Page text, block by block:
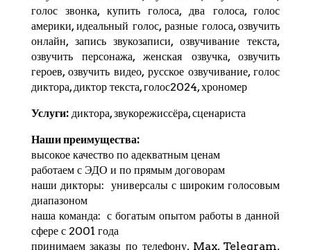
голос звонка, купить голоса, два голоса, голос
америки, идеальный голос, разные голоса, озвучить
онлайн, запись звукозаписи, озвучивание текста,
озвучить персонажа, женская озвучка, озвучить
героев, озвучить видео, русское озвучивание, голос
диктора, диктор текста, голос2024,хрономер
Услуги:диктора, звукорежиссёра, сценариста
Наши преимущества:
высокое качество по адекватным ценам
работаем с ЭДО и по прямым договорам
наши дикторы: универсалы с широким голосовым
диапазоном
наша команда: с богатым опытом работы в данной
сфере с 2001 года
принимаем заказы по телефону, Max, Telegram,